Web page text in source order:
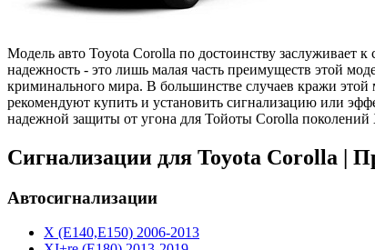
Модель авто Toyota Corolla по достоинству заслуживает
надежность - это лишь малая часть преимуществ этой
криминального мира. В большинстве случаев кражи
рекомендуют купить и установить сигнализацию или
надежной защиты от угона для Тойоты Corolla
Сигнализации для Toyota Corolla |
Автосигнализации
X (E140,E150) 2006-2013